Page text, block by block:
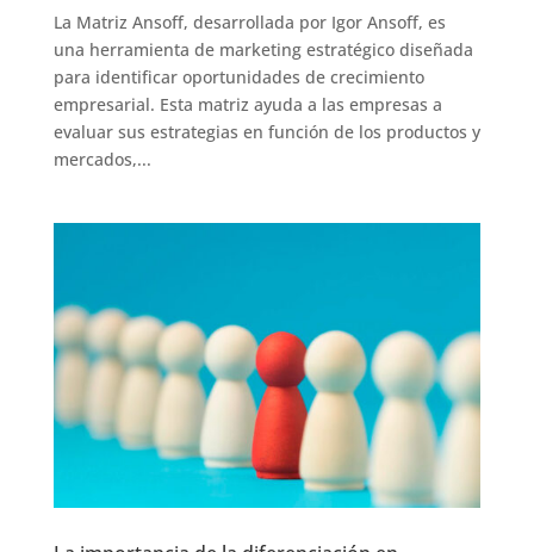
La Matriz Ansoff, desarrollada por Igor Ansoff, es
una herramienta de marketing estratégico diseñada
para identificar oportunidades de crecimiento
empresarial. Esta matriz ayuda a las empresas a
evaluar sus estrategias en función de los productos y
mercados,...